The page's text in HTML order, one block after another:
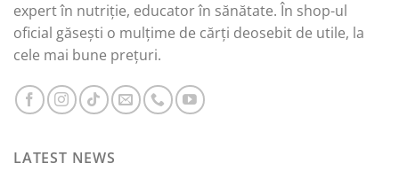
expert în nutriție, educator în sănătate. În shop-ul
oficial găsești o mulțime de cărți deosebit de utile, la
cele mai bune prețuri.
LATEST NEWS